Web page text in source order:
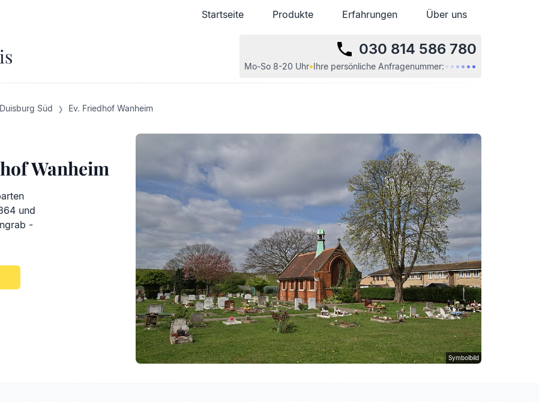
Startseite Produkte Erfahrungen Über uns
030 814 586 780
Mo-So 8-20 Uhr•Ihre persönliche Anfragenummer: • • • • • •
Startseite Produkte Erfahrungen Über uns
Duisburg Süd Ev. Friedhof Wanheim
Wanheim
und
-
Symbolbild